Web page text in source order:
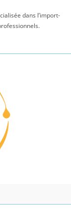
dans l’import-